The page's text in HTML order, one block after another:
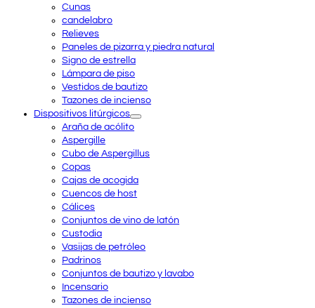
Cunas
candelabro
Relieves
Paneles de pizarra y piedra natural
Signo de estrella
Lámpara de piso
Vestidos de bautizo
Tazones de incienso
Dispositivos litúrgicos
Araña de acólito
Aspergille
Cubo de Aspergillus
Copas
Cajas de acogida
Cuencos de host
Cálices
Conjuntos de vino de latón
Custodia
Vasijas de petróleo
Padrinos
Conjuntos de bautizo y lavabo
Incensario
Tazones de incienso